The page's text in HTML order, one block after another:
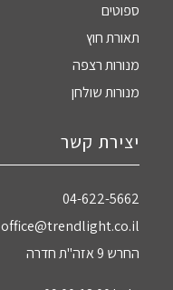
ספוטים
תאורת חוץ
מנורות רצפה
מנורות שולחן
יצירת קשר
04-622-5662‏
office@trendlight.co.il
החרש 9 אזה"ת חדרה